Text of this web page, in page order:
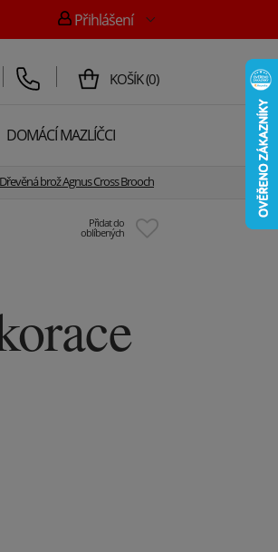
Přihlášení
KOŠÍK(0)
DOMÁCÍ MAZLÍČCI
Dřevěná brož Agnus Cross Brooch
Přidat do
oblíbených